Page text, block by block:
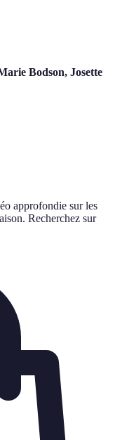
Bodson, Josette
approfondie sur les
Recherchez sur